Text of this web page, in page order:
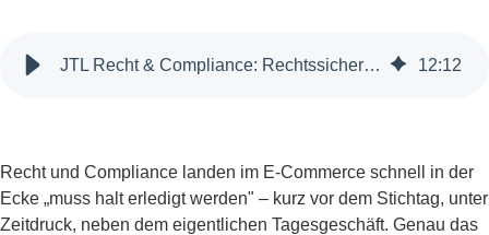
JTL Recht & Compliance: Rechtssicher wachsen mit JTL-Shop und JTL-Wawi 12:12
Recht und Compliance landen im E-Commerce schnell in der
Ecke „muss halt erledigt werden" – kurz vor dem Stichtag, unter
Zeitdruck, neben dem eigentlichen Tagesgeschäft. Genau das